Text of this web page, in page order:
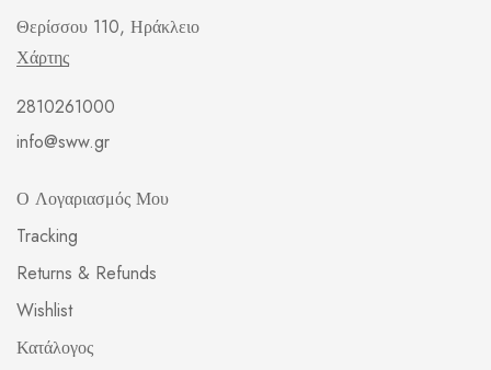
Θερίσσου 110, Ηράκλειο
Χάρτης
2810261000
info@sww.gr
Ο Λογαριασμός Μου
Tracking
Returns & Refunds
Wishlist
Κατάλογος